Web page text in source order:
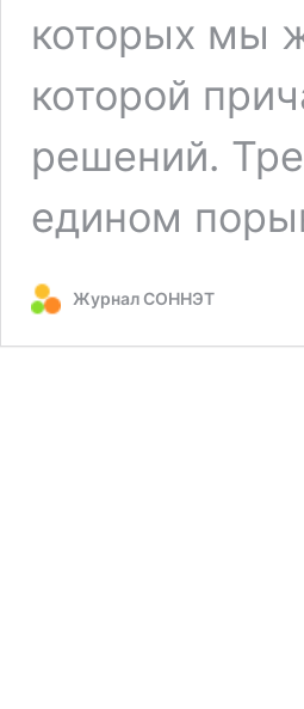
которых мы
которой
решений.
едином
Журнал СОННЭТ